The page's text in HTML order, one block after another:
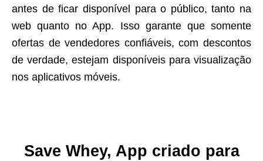
antes de ficar disponível para o público, tanto na
web quanto no App. Isso garante que somente
ofertas de vendedores confiáveis, com descontos
de verdade, estejam disponíveis para visualização
nos aplicativos móveis.
Save Whey, App criado para